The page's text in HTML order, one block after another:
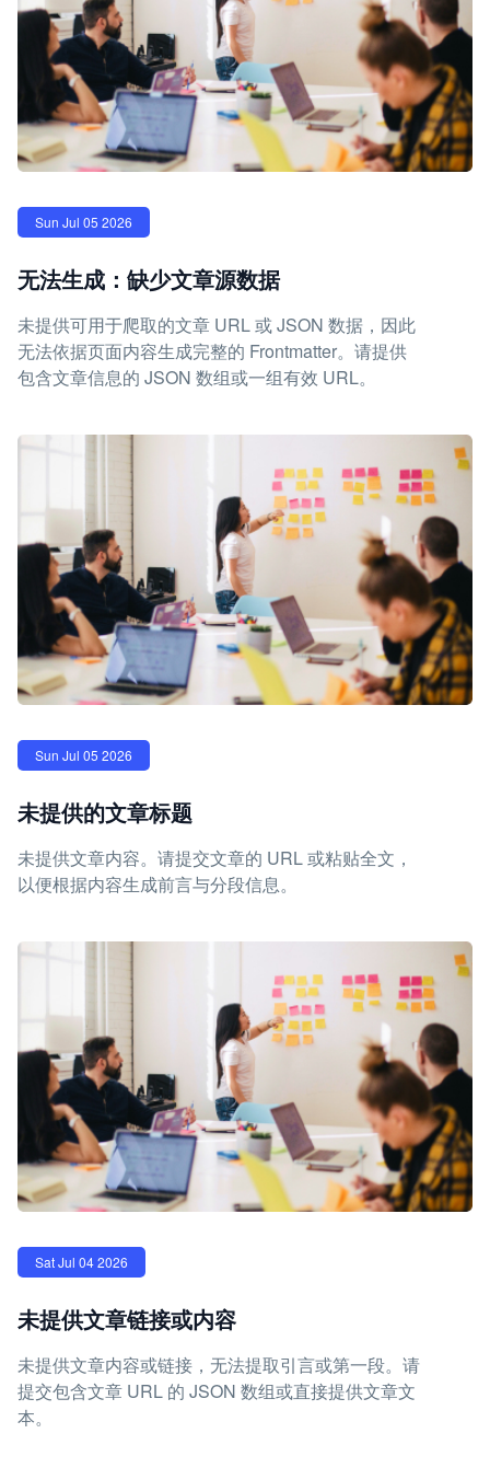
Sun Jul 05 2026
无法生成：缺少文章源数据
未提供可用于爬取的文章 URL 或 JSON 数据，因此
无法依据页面内容生成完整的 Frontmatter。请提供
包含文章信息的 JSON 数组或一组有效 URL。
Sun Jul 05 2026
未提供的文章标题
未提供文章内容。请提交文章的 URL 或粘贴全文，
以便根据内容生成前言与分段信息。
Sat Jul 04 2026
未提供文章链接或内容
未提供文章内容或链接，无法提取引言或第一段。请
提交包含文章 URL 的 JSON 数组或直接提供文章文
本。